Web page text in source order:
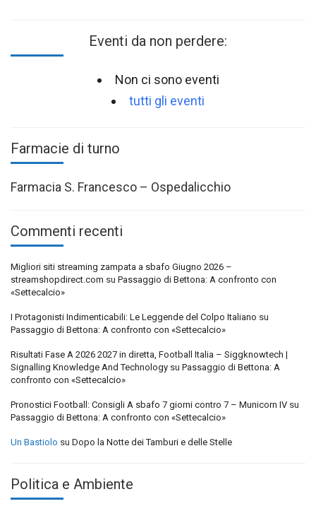
Eventi da non perdere:
Non ci sono eventi
tutti gli eventi
Farmacie di turno
Farmacia S. Francesco – Ospedalicchio
Commenti recenti
Migliori siti streaming zampata a sbafo Giugno 2026 –
streamshopdirect.com su Passaggio di Bettona: A confronto con
«Settecalcio»
I Protagonisti Indimenticabili: Le Leggende del Colpo Italiano su
Passaggio di Bettona: A confronto con «Settecalcio»
Risultati Fase A 2026 2027 in diretta, Football Italia – Siggknowtech |
Signalling Knowledge And Technology su Passaggio di Bettona: A
confronto con «Settecalcio»
Pronostici Football: Consigli A sbafo 7 giorni contro 7 – Municorn IV su
Passaggio di Bettona: A confronto con «Settecalcio»
Un Bastiolo su Dopo la Notte dei Tamburi e delle Stelle
Politica e Ambiente